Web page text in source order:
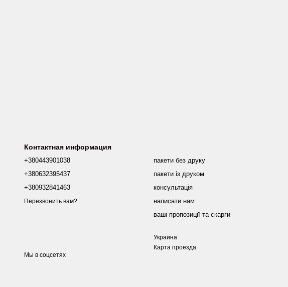
Контактная информация
+380443901038
+380632395437
+380932841463
Перезвонить вам?
пакети без друку
пакети із друком
консультація
написати нам
ваші пропозиції та скарги
Украина
Карта проезда
Мы в соцсетях